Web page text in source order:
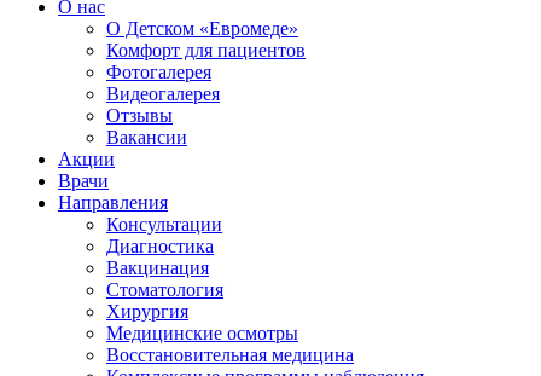
О нас
О Детском «Евромеде»
Комфорт для пациентов
Фотогалерея
Видеогалерея
Отзывы
Вакансии
Акции
Врачи
Направления
Консультации
Диагностика
Вакцинация
Стоматология
Хирургия
Медицинские осмотры
Восстановительная медицина